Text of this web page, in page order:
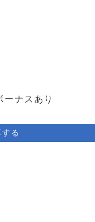
ーナスあり
る